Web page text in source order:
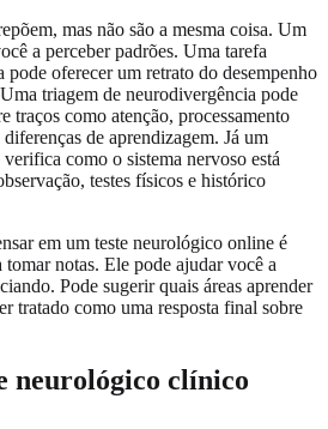
mas não são a mesma coisa. Um
a perceber padrões. Uma tarefa
oferecer um retrato do desempenho
triagem de neurodivergência pode
traços como atenção, processamento
de aprendizagem. Já um
como o sistema nervoso está
testes físicos e histórico
em um teste neurológico online é
notas. Ele pode ajudar você a
Pode sugerir quais áreas aprender
tratado como uma resposta final sobre
neurológico clínico